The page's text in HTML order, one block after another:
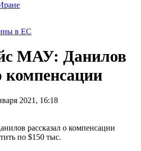
в ЕС
МАУ: Данилов
компенсации
2021, 16:18
по $150 тыс.